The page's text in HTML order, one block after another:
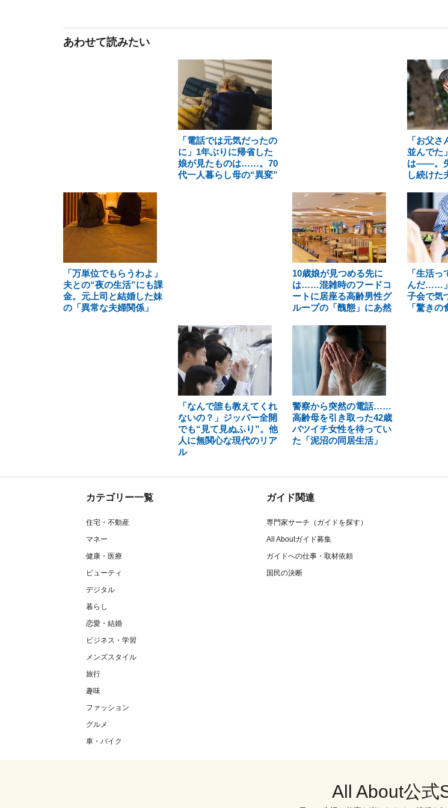
あわせて読みたい
「電話では元気だったの
に」1年ぶりに帰省した
娘が見たものは……。70
代一人暮らし母の“異変”
「お父
並んでた
は――。
し続けた
「万単位でもらうわよ」
夫との“夜の生活”にも課
金。元上司と結婚した妹
の「異常な夫婦関係」
10歳娘が見つめる先に
は……混雑時のフードコ
ートに居座る高齢男性グ
ループの「醜態」にあ然
「生活
んだ……
子会で気
「驚きの
「なんで誰も教えてくれ
ないの？」ジッパー全開
でも“見て見ぬふり”。他
人に無関心な現代のリア
ル
警察から突然の電話……
高齢母を引き取った42歳
バツイチ女性を待ってい
た「泥沼の同居生活」
カテゴリー一覧
住宅・不動産
マネー
健康・医療
ビューティ
デジタル
暮らし
恋愛・結婚
ビジネス・学習
メンズスタイル
旅行
趣味
ファッション
グルメ
車・バイク
ガイド関連
専門家サーチ（ガイドを探す）
All Aboutガイド募集
ガイドへの仕事・取材依頼
国民の決断
All About公式